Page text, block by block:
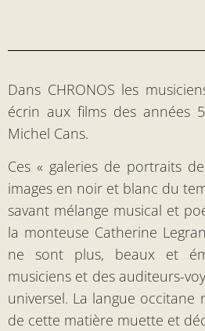
Dans CHRONOS les
écrin aux films des années
Michel Cans.
Ces « galeries de portraits
images en noir et blanc du
savant mélange musical et
la monteuse Catherine
ne sont plus, beaux et
musiciens et des auditeurs-
universel. La langue occitane
de cette matière muette et